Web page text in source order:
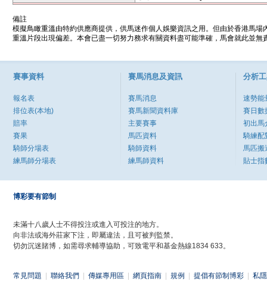
備註
模擬鳥瞰重溫由特約供應商提供，供馬迷作個人娛樂資訊之用。但由於香港馬
重溫片段出現偏差。本會已盡一切努力務求有關資料盡可能準確，馬會就此並
賽事資料
報名表
排位表(本地)
賠率
賽果
騎師分場表
練馬師分場表
賽馬消息及資訊
賽馬消息
賽馬新聞資料庫
主要賽事
馬匹資料
騎師資料
練馬師資料
分析
速勢能
賽日數
初出馬
騎練配
馬匹搬
貼士指
博彩要有節制
未滿十八歲人士不得投注或進入可投注的地方。
向非法或海外莊家下注，即屬違法，且可被判監禁。
切勿沉迷賭博，如需尋求輔導協助，可致電平和基金熱線1834 633。
常見問題 聯絡我們 傳媒專用區 網頁指南 規例 提倡有節制博彩 私